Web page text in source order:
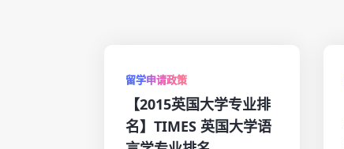
留学申请政策
【2015英国大学专业排
名】TIMES 英国大学语